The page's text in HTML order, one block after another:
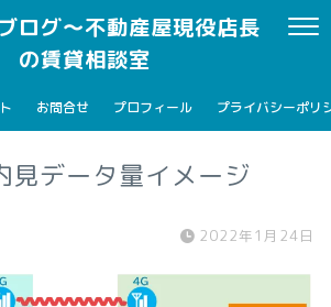
ログ～不動産屋現役店長
の賃貸相談室
お問合せ プロフィール プライバシーポリ
見データ量イメージ
2022年1月24日